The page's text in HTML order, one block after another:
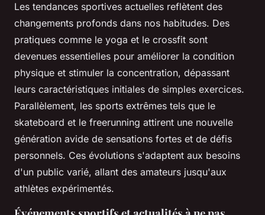
Les tendances sportives actuelles reflètent des
changements profonds dans nos habitudes. Des
pratiques comme le yoga et le crossfit sont
devenues essentielles pour améliorer la condition
physique et stimuler la concentration, dépassant
leurs caractéristiques initiales de simples exercices.
Parallèlement, les sports extrêmes tels que le
skateboard et le freerunning attirent une nouvelle
génération avide de sensations fortes et de défis
personnels. Ces évolutions s'adaptent aux besoins
d'un public varié, allant des amateurs jusqu'aux
athlètes expérimentés.